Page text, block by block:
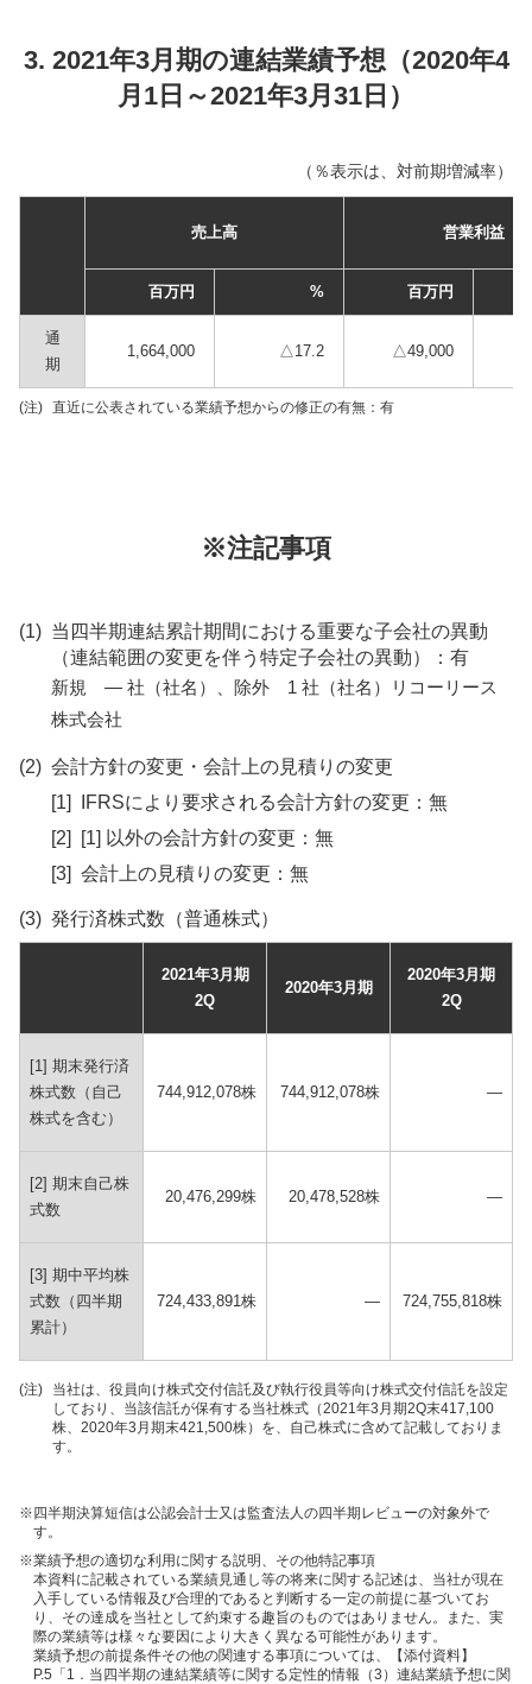
3. 2021年3月期の連結業績予想（2020年4
月1日～2021年3月31日）
（％表示は、対前期増減率）
売上高 営業利益
百万円 % 百万円
通
期
1,664,000 △17.2 △49,000
(注) 直近に公表されている業績予想からの修正の有無：有
※注記事項
(1) 当四半期連結累計期間における重要な子会社の異動
（連結範囲の変更を伴う特定子会社の異動）：有
新規 — 社（社名）、除外 1 社（社名）リコーリース
株式会社
(2) 会計方針の変更・会計上の見積りの変更
[1]
IFRSにより要求される会計方針の変更：無
[2]
[1] 以外の会計方針の変更：無
[3] 会計上の見積りの変更：無
(3) 発行済株式数（普通株式）
2021年3月期
2Q
2020年3月期
2020年3月期
2Q
[1] 期末発⾏済
株式数（⾃⼰
株式を含む）
744,912,078株 744,912,078株 —
[2] 期末⾃⼰株
式数
20,476,299株 20,478,528株 —
[3] 期中平均株
式数（四半期
累計）
724,433,891株 — 724,755,818株
(注)
当社は、役員向け株式交付信託及び執行役員等向け株式交付信託を設定
しており、当該信託が保有する当社株式（2021年3月期2Q末417,100
株、2020年3月期末421,500株）を、自己株式に含めて記載しておりま
す。
※ 四半期決算短信は公認会計士又は監査法人の四半期レビューの対象外で
す。
※業績予想の適切な利⽤に関する説明、その他特記事項
本資料に記載されている業績見通し等の将来に関する記述は、当社が現在
入手している情報及び合理的であると判断する一定の前提に基づいてお
り、その達成を当社として約束する趣旨のものではありません。また、実
際の業績等は様々な要因により大きく異なる可能性があります。
業績予想の前提条件その他の関連する事項については、【添付資料】
P.5「1．当四半期の連結業績等に関する定性的情報（3）連結業績予想に関